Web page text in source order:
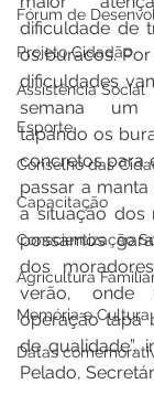
Fórum de
Projeto Cidadão
Assistência Social
Esporte
Conselho das
Capacitação
Conscientização
Agricultura
Memória e Cultura
Datas
dificuldade de
os buracos.
dificuldades
semana um
tapando os
concretos para
passar a
a situação dos
possamos
dos
verão, onde
operação tapa
de qualidade”,
Pelado,